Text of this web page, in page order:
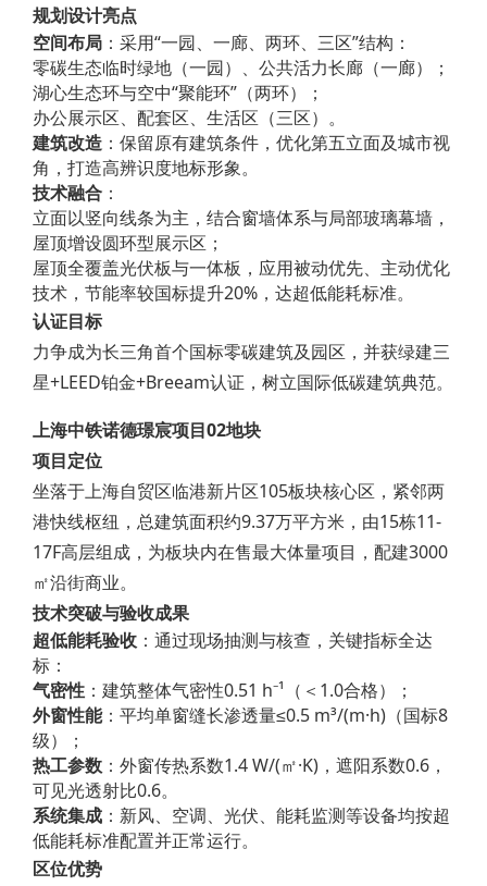
规划设计亮点
空间布局 ：采用“一园、一廊、两环、三区”结构：
零碳生态临时绿地（一园）、公共活力长廊（一廊）；
湖心生态环与空中“聚能环”（两环）；
办公展示区、配套区、生活区（三区）。
建筑改造 ：保留原有建筑条件，优化第五立面及城市视
角，打造高辨识度地标形象。
技术融合 ：
立面以竖向线条为主，结合窗墙体系与局部玻璃幕墙，
屋顶增设圆环型展示区；
屋顶全覆盖光伏板与一体板，应用被动优先、主动优化
技术，节能率较国标提升20%，达超低能耗标准。
认证目标
力争成为长三角首个国标零碳建筑及园区，并获绿建三
星+LEED铂金+Breeam认证，树立国际低碳建筑典范。
上海中铁诺德璟宸项目02地块
项目定位
坐落于上海自贸区临港新片区105板块核心区，紧邻两
港快线枢纽，总建筑面积约9.37万平方米，由15栋11-
17F高层组成，为板块内在售最大体量项目，配建3000
㎡沿街商业。
技术突破与验收成果
超低能耗验收 ：通过现场抽测与核查，关键指标全达
标：
气密性 ：建筑整体气密性0.51 h⁻¹（＜1.0合格）；
外窗性能：平均单窗缝长渗透量≤0.5 m³/(m·h)（国标8
级）；
热工参数 ：外窗传热系数1.4 W/(㎡·K)，遮阳系数0.6，
可见光透射比0.6。
系统集成 ：新风、空调、光伏、能耗监测等设备均按超
低能耗标准配置并正常运行。
区位优势